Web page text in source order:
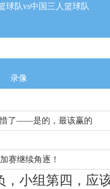
球队vs中国三人篮球队
录像
惜了——是的，最该赢的
赛继续角逐！
，小组第四，应